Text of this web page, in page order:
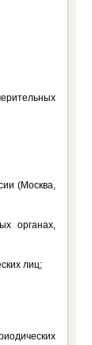
(Москва,
органах,
лиц;